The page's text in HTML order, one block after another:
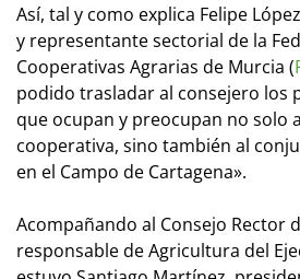
Así, tal y como explica Felipe
y representante sectorial de la
Cooperativas Agrarias de Murcia (
podido trasladar al consejero los
que ocupan y preocupan no solo
cooperativa, sino también al
en el Campo de Cartagena».
Acompañando al Consejo Rector
responsable de Agricultura del